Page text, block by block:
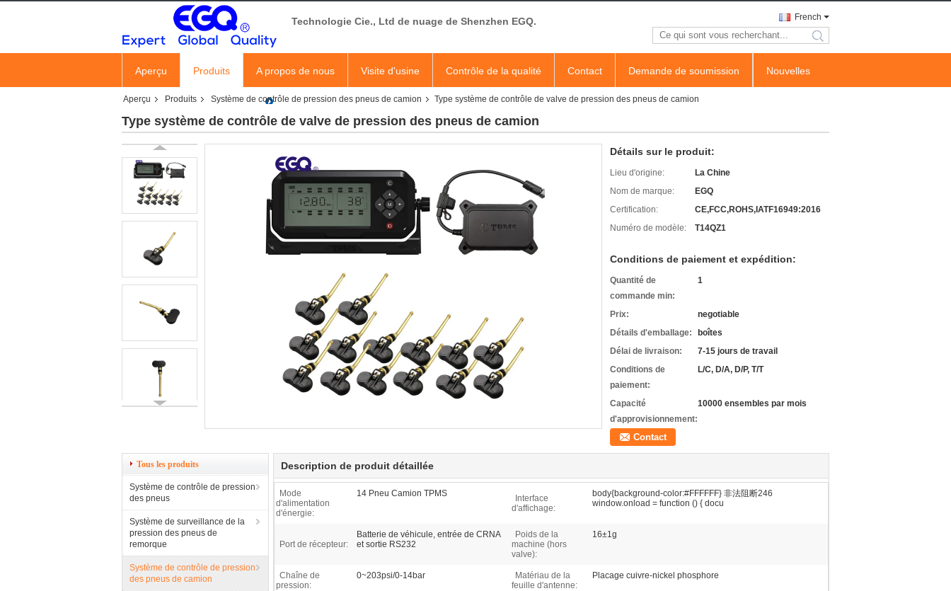
Technologie Cie., Ltd de nuage de Shenzhen EGQ. French
search
Aperçu Produits A propos de nous Visite d'usine Contrôle de la qualité Contact Demande de soumission Nouvelles
Aperçu Produits Système de contrôle de pression des pneus de camion Type système de contrôle de valve de pression des pneus de camion
Type système de contrôle de valve de pression des pneus de camion
Détails sur le produit:
Lieu d'origine:
La Chine
Nom de marque:
EGQ
Certification:
CE,FCC,ROHS,IATF16949:2016
Numéro de modèle:
T14QZ1
Conditions de paiement et expédition:
Quantité de
commande min:
1
Prix:
negotiable
Détails d'emballage:
boîtes
Délai de livraison:
7-15 jours de travail
Conditions de
paiement:
L/C, D/A, D/P, T/T
Capacité
d'approvisionnement:
10000 ensembles par mois
Contact
Tous les produits
Système de contrôle de pression
des pneus
Système de surveillance de la
pression des pneus de
remorque
Système de contrôle de pression
des pneus de camion
Description de produit détaillée
Mode
d'alimentation
d'énergie:
14 Pneu Camion TPMS
Interface
d'affichage:
body{background-color:#FFFFFF} 非法阻断246
window.onload = function () { docu
Port de récepteur:
Batterie de véhicule, entrée de CRNA
et sortie RS232
Poids de la
machine (hors
valve):
16±1g
Chaîne de
pression:
0~203psi/0-14bar
Matériau de la
feuille d'antenne:
Placage cuivre-nickel phosphore